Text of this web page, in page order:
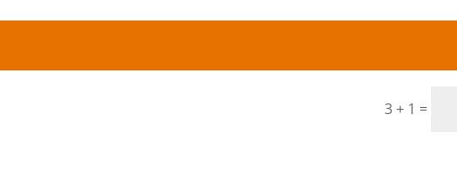
3 + 1 =